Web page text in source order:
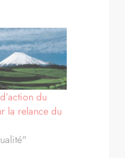
du
la relance du